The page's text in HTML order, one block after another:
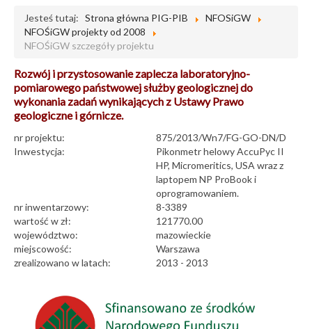
Jesteś tutaj: Strona główna PIG-PIB
NFOSiGW
NFOŚiGW projekty od 2008
NFOŚiGW szczegóły projektu
Rozwój i przystosowanie zaplecza laboratoryjno-
pomiarowego państwowej służby geologicznej do
wykonania zadań wynikających z Ustawy Prawo
geologiczne i górnicze.
nr projektu:
875/2013/Wn7/FG-GO-DN/D
Inwestycja:
Pikonmetr helowy AccuPyc II
HP, Micromeritics, USA wraz z
laptopem NP ProBook i
oprogramowaniem.
nr inwentarzowy:
8-3389
wartość w zł:
121770.00
województwo:
mazowieckie
miejscowość:
Warszawa
zrealizowano w latach:
2013 - 2013